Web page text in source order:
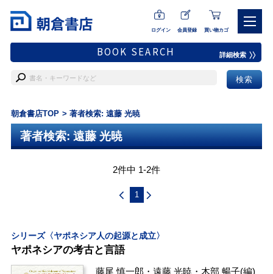
ログイン 会員登録 買い物カゴ
BOOK SEARCH 詳細検索
朝倉書店TOP 著者検索: 遠藤 光暁
著者検索: 遠藤 光暁
2件中 1-2件
1
シリーズ〈ヤポネシア人の起源と成立〉
ヤポネシアの考古と言語
藤尾 慎一郎 ・遠藤 光暁 ・ 木部 暢子(編)